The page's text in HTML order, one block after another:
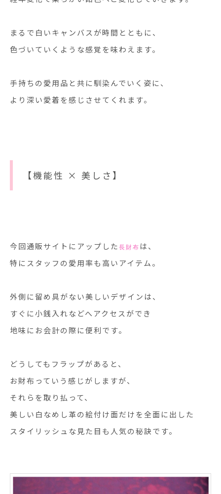
まるで白いキャンバスが時間とともに、
色づいていくような感覚を味わえます。
手持ちの愛用品と共に馴染んでいく姿に、
より深い愛着を感じさせてくれます。
【機能性 × 美しさ】
今回通販サイトにアップした 長財布 は、
特にスタッフの愛用率も高いアイテム。
外側に留め具がない美しいデザインは、
すぐに小銭入れなどへアクセスができ
地味にお会計の際に便利です。
どうしてもフラップがあると、
お財布っていう感じがしますが、
それらを取り払って、
美しい白なめし革の絵付け面だけを全面に出した
スタイリッシュな見た目も人気の秘訣です。